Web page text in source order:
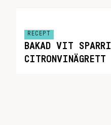
RECEPT
BAKAD VIT
CITRONVINÄGRETT